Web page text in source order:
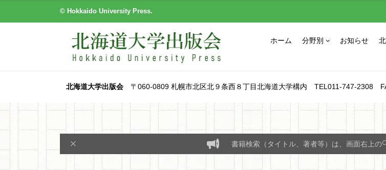
© Hokkaido University Press.
ホーム 分野別 お知らせ
北海道大学出版会〒060-0809 札幌市北区北９条西８丁目北海道大学構内 TEL011-747-2308
書籍検索（タイトル、著者等）は、画面右上の